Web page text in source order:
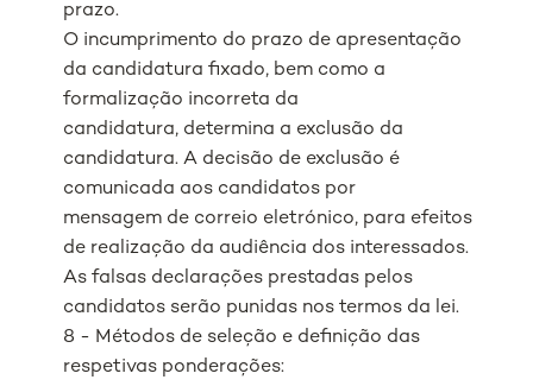
prazo.
O incumprimento do prazo de apresentação
da candidatura fixado, bem como a
formalização incorreta da
candidatura, determina a exclusão da
candidatura. A decisão de exclusão é
comunicada aos candidatos por
mensagem de correio eletrónico, para efeitos
de realização da audiência dos interessados.
As falsas declarações prestadas pelos
candidatos serão punidas nos termos da lei.
8 - Métodos de seleção e definição das
respetivas ponderações: